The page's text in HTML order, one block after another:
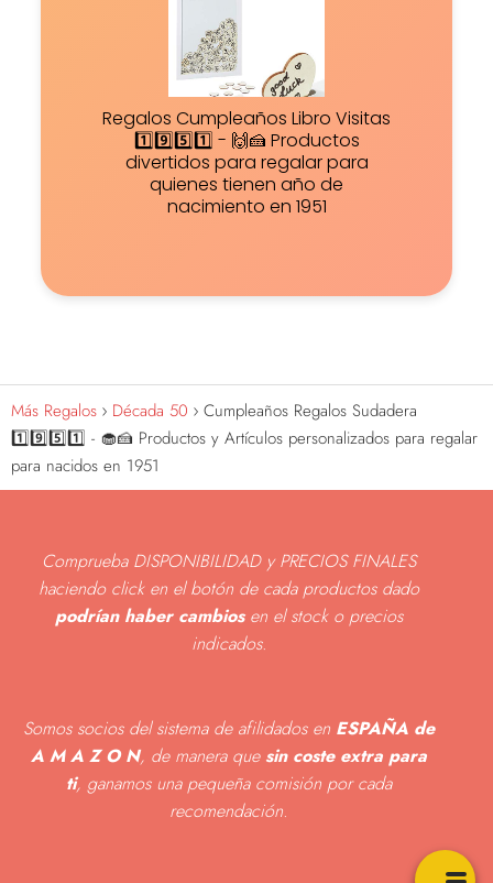
Regalos Cumpleaños Libro Visitas
1️⃣9️⃣5️⃣1️⃣ - 🙌🍰 Productos
divertidos para regalar para
quienes tienen año de
nacimiento en 1951
Más Regalos Década 50
Cumpleaños Regalos Sudadera
1️⃣9️⃣5️⃣1️⃣ - 🧁🍰 Productos y Artículos personalizados para regalar
para nacidos en 1951
Comprueba DISPONIBILIDAD y PRECIOS FINALES
haciendo click en el botón de cada productos dado
podrían haber cambiosen el stock o precios
indicados.
Somos socios del sistema de afilidados en ESPAÑA de
A M A Z O N, de manera que sin coste extra para
ti, ganamos una pequeña comisión por cada
recomendación.